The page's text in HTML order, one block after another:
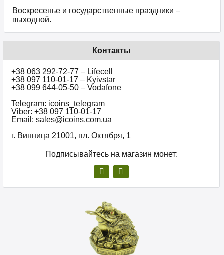
Воскресенье и государственные праздники –
выходной.
Контакты
+38 063 292-72-77 – Lifecell
+38 097 110-01-17 – Kyivstar
+38 099 644-05-50 – Vodafone
Telegram: icoins_telegram
Viber: +38 097 110-01-17
Email: sales@icoins.com.ua
г. Винница 21001, пл. Октября, 1
Подписывайтесь на магазин монет: